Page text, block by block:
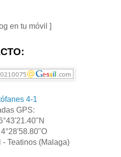
en tu móvil ]
4-1
GPS:
- Teatinos (Malaga)